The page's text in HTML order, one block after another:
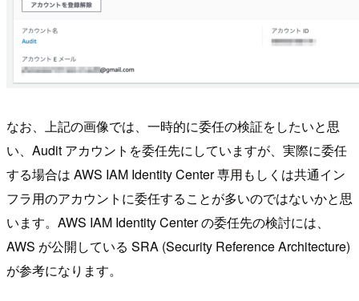
なお、上記の画像では、一時的に委任の検証をしたいと思
い、Audit アカウントを委任先にしていますが、実際に委任
する場合は AWS IAM Identity Center 専用もしくは共通イン
フラ用のアカウントに委任することが多いのではないかと思
います。AWS IAM Identity Center の委任先の検討には、
AWS が公開している SRA (Security Reference Architecture)
が参考になります。